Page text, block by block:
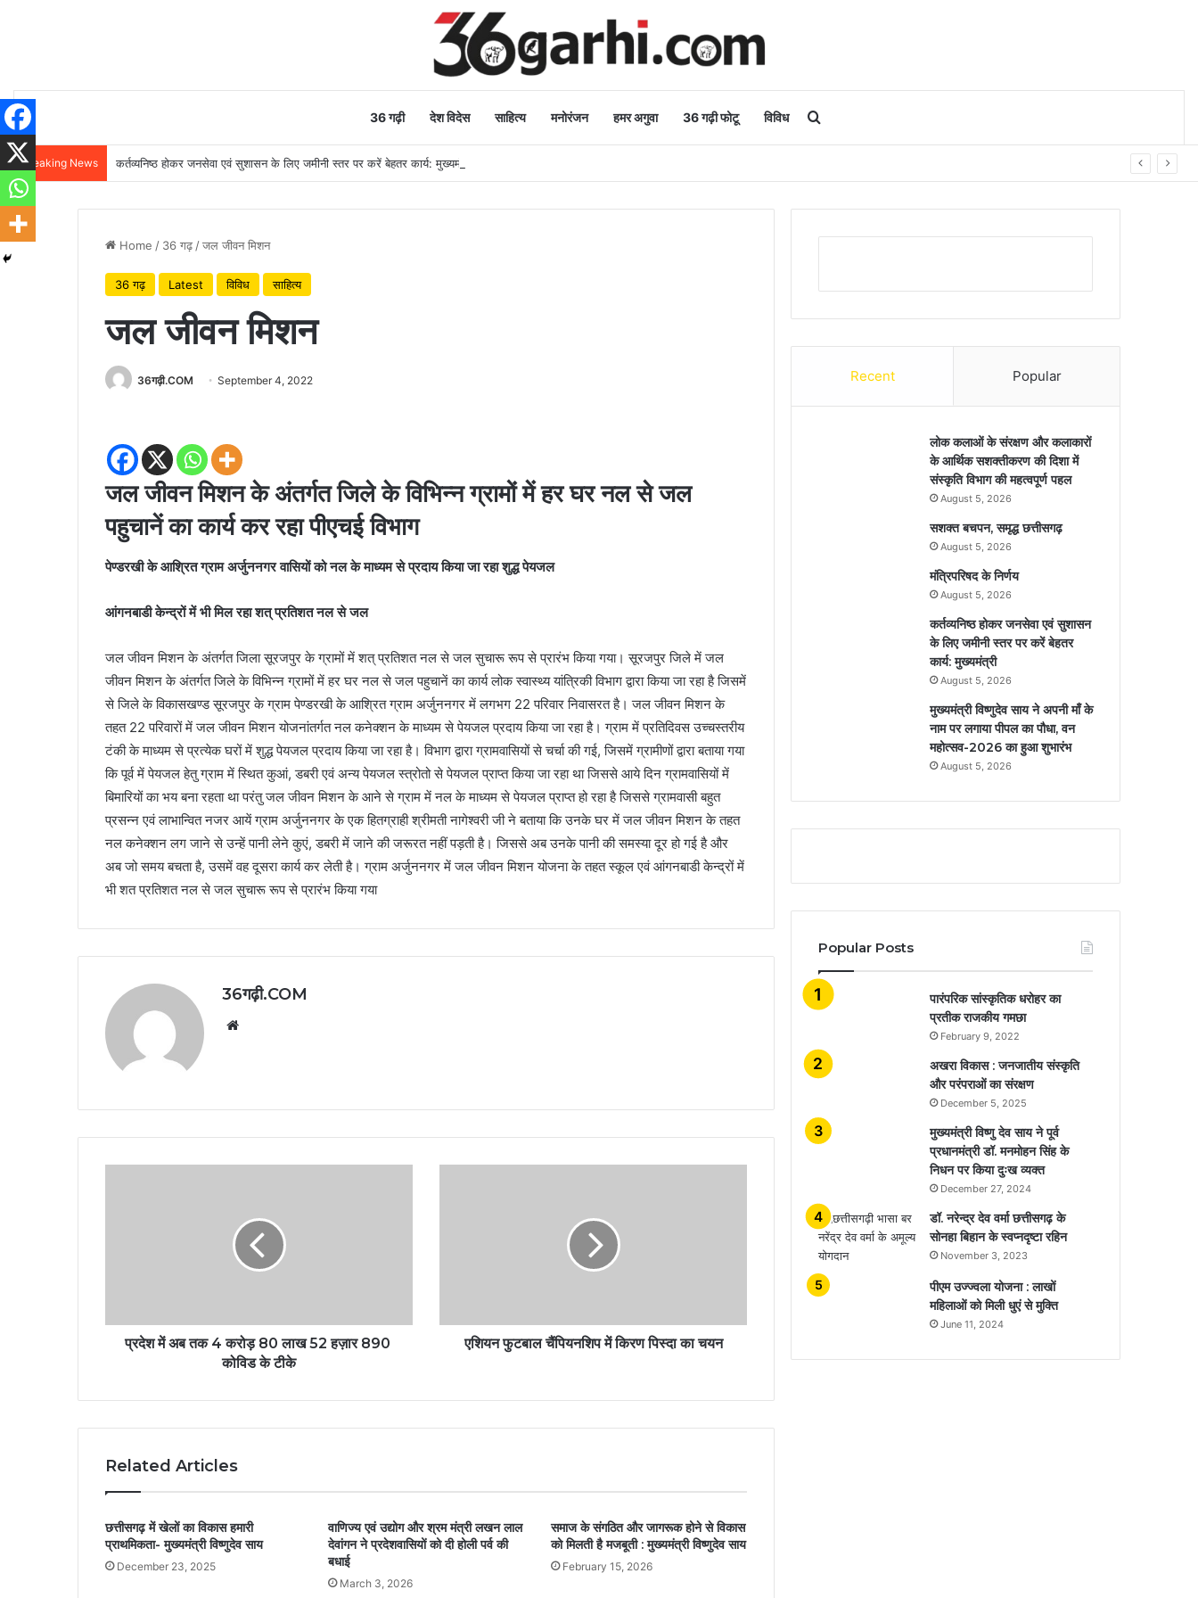
36 गढ़ी देश विदेस साहित्य मनोरंजन हमर अगुवा 36 गढ़ी फोटू विविध
Breaking News कर्तव्यनिष्ठ होकर जनसेवा एवं सुशासन के लिए जमीनी स्तर पर करें बेहतर कार्य: मुख्यमंत्री
Home / 36 गढ़ /जल जीवन मिशन
36 गढ़ Latest विविध साहित्य
जल जीवन मिशन
36गढ़ी.COM September 4, 2022
जल जीवन मिशन के अंतर्गत जिले के विभिन्न ग्रामों में हर घर नल से जल
पहुचानें का कार्य कर रहा पीएचई विभाग
पेण्डरखी के आश्रित ग्राम अर्जुननगर वासियों को नल के माध्यम से प्रदाय किया जा रहा शुद्ध पेयजल
आंगनबाडी केन्द्रों में भी मिल रहा शत् प्रतिशत नल से जल
जल जीवन मिशन के अंतर्गत जिला सूरजपुर के ग्रामों में शत् प्रतिशत नल से जल सुचारू रूप से प्रारंभ किया गया। सूरजपुर जिले में जल
जीवन मिशन के अंतर्गत जिले के विभिन्न ग्रामों में हर घर नल से जल पहुचानें का कार्य लोक स्वास्थ्य यांत्रिकी विभाग द्वारा किया जा रहा है जिसमें
से जिले के विकासखण्ड सूरजपुर के ग्राम पेण्डरखी के आश्रित ग्राम अर्जुननगर में लगभग 22 परिवार निवासरत है। जल जीवन मिशन के
तहत 22 परिवारों में जल जीवन मिशन योजनांतर्गत नल कनेक्शन के माध्यम से पेयजल प्रदाय किया जा रहा है। ग्राम में प्रतिदिवस उच्चस्तरीय
टंकी के माध्यम से प्रत्येक घरों में शुद्ध पेयजल प्रदाय किया जा रहा है। विभाग द्वारा ग्रामवासियों से चर्चा की गई, जिसमें ग्रामीणों द्वारा बताया गया
कि पूर्व में पेयजल हेतु ग्राम में स्थित कुआं, डबरी एवं अन्य पेयजल स्त्रोतो से पेयजल प्राप्त किया जा रहा था जिससे आये दिन ग्रामवासियों में
बिमारियों का भय बना रहता था परंतु जल जीवन मिशन के आने से ग्राम में नल के माध्यम से पेयजल प्राप्त हो रहा है जिससे ग्रामवासी बहुत
प्रसन्न एवं लाभान्वित नजर आयें ग्राम अर्जुननगर के एक हितग्राही श्रीमती नागेश्वरी जी ने बताया कि उनके घर में जल जीवन मिशन के तहत
नल कनेक्शन लग जाने से उन्हें पानी लेने कुएं, डबरी में जाने की जरूरत नहीं पड़ती है। जिससे अब उनके पानी की समस्या दूर हो गई है और
अब जो समय बचता है, उसमें वह दूसरा कार्य कर लेती है। ग्राम अर्जुननगर में जल जीवन मिशन योजना के तहत स्कूल एवं आंगनबाडी केन्द्रों में
भी शत प्रतिशत नल से जल सुचारू रूप से प्रारंभ किया गया
36गढ़ी.COM
प्रदेश में अब तक 4 करोड़ 80 लाख 52 हज़ार 890
कोविड के टीके
एशियन फुटबाल चैंपियनशिप में किरण पिस्दा का चयन
Related Articles
छत्तीसगढ़ में खेलों का विकास हमारी
प्राथमिकता- मुख्यमंत्री विष्णुदेव साय
December 23, 2025
वाणिज्य एवं उद्योग और श्रम मंत्री लखन लाल
देवांगन ने प्रदेशवासियों को दी होली पर्व की
बधाई
March 3, 2026
समाज के संगठित और जागरूक होने से विकास
को मिलती है मजबूती : मुख्यमंत्री विष्णुदेव साय
February 15, 2026
Recent Popular
लोक कलाओं के संरक्षण और कलाकारों
के आर्थिक सशक्तीकरण की दिशा में
संस्कृति विभाग की महत्वपूर्ण पहल
August 5, 2026
सशक्त बचपन, समृद्ध छत्तीसगढ़
August 5, 2026
मंत्रिपरिषद के निर्णय
August 5, 2026
कर्तव्यनिष्ठ होकर जनसेवा एवं सुशासन
के लिए जमीनी स्तर पर करें बेहतर
कार्य: मुख्यमंत्री
August 5, 2026
मुख्यमंत्री विष्णुदेव साय ने अपनी माँ के
नाम पर लगाया पीपल का पौधा, वन
महोत्सव-2026 का हुआ शुभारंभ
August 5, 2026
Popular Posts
​​​​​​​पारंपरिक सांस्कृतिक धरोहर का
प्रतीक राजकीय गमछा
February 9, 2022
अखरा विकास : जनजातीय संस्कृति
और परंपराओं का संरक्षण
December 5, 2025
मुख्यमंत्री विष्णु देव साय ने पूर्व
प्रधानमंत्री डॉ. मनमोहन सिंह के
निधन पर किया दुःख व्यक्त
December 27, 2024
डॉ. नरेन्द्र देव वर्मा छत्तीसगढ़ के
सोनहा बिहान के स्वप्नदृष्टा रहिन
November 3, 2023
पीएम उज्ज्वला योजना : लाखों
महिलाओं को मिली धुएं से मुक्ति
June 11, 2024